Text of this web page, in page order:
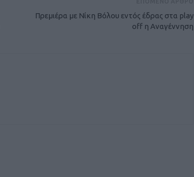
Πρεμιέρα με Νίκη Βόλου εντός έδρας στα play
off η Αναγέννηση